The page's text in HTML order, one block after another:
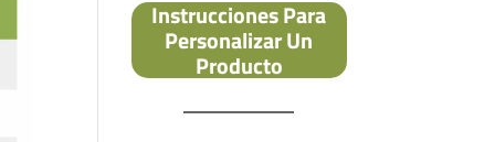
Instrucciones Para
Personalizar Un
Producto